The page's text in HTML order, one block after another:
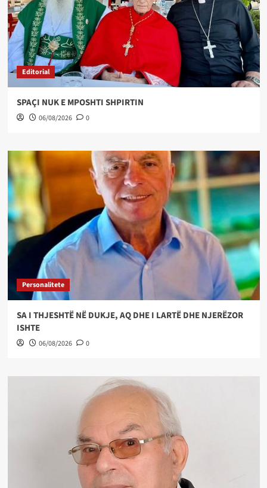
Editorial
SPAÇI NUK E MPOSHTI SHPIRTIN
06/08/2026 0
Personalitete
SA I THJESHTË NË DUKJE, AQ DHE I LARTË DHE NJERËZOR
ISHTE
06/08/2026 0